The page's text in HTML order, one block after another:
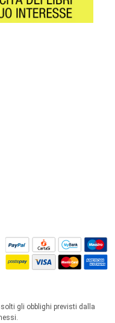
gli obblighi previsti dalla